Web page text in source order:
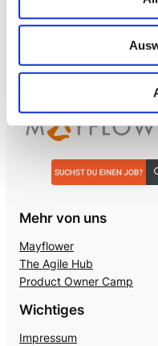
Realtime S2S, keine
gängigen
Mehr von uns
Mayflower
The Agile Hub
Product Owner Camp
Wichtiges
Impressum